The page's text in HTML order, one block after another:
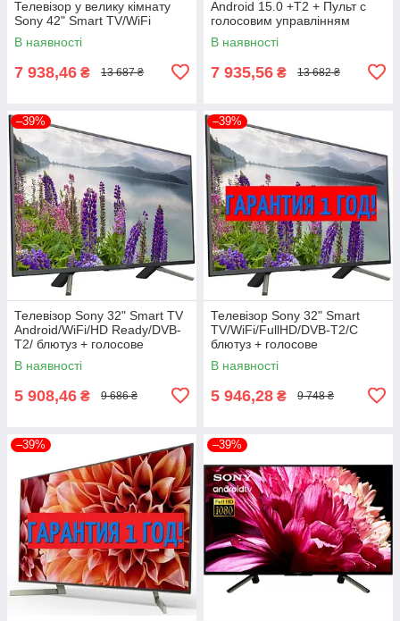
Телевізор у велику кімнату
Sony 42" Smart TV/WiFi
В наявності
7 938,46 ₴ 13 687 ₴
Android 15.0 +T2 + Пульт с
голосовим управлінням
В наявності
7 935,56 ₴ 13 682 ₴
–39%
Телевізор Sony 32" Smart TV
Android/WiFi/HD Ready/DVB-
T2/ блютуз + голосове
управління
В наявності
5 908,46 ₴ 9 686 ₴
–39%
Телевізор Sony 32" Smart
TV/WiFi/FullHD/DVB-T2/C
блютуз + голосове
управління
В наявності
5 946,28 ₴ 9 748 ₴
–39% –39%